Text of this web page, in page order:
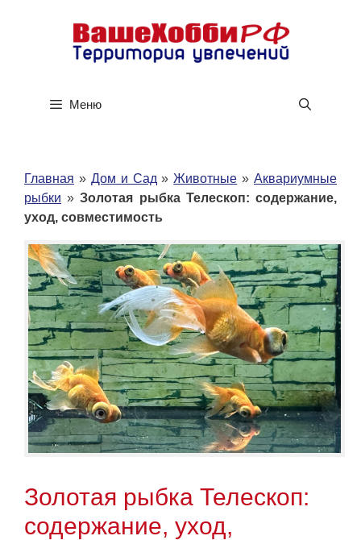
содержимому
Меню
Главная » Дом и Сад »Животные » Аквариумные
рыбки »Золотая рыбка Телескоп: содержание,
уход, совместимость
Золотая рыбка Телескоп:
содержание, уход,